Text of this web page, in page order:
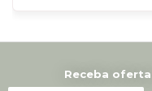
Receba